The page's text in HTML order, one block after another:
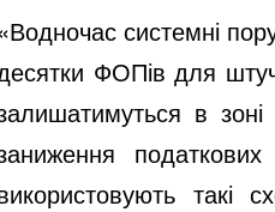
системні
ФОПів для
в
такі